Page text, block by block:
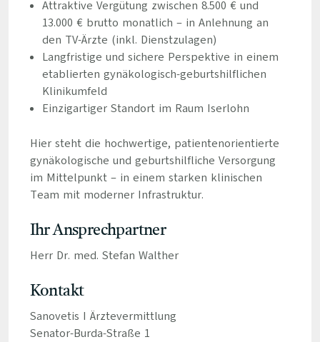
Attraktive Vergütung zwischen 8.500 € und
13.000 € brutto monatlich – in Anlehnung an
den TV-Ärzte (inkl. Dienstzulagen)
Langfristige und sichere Perspektive in einem
etablierten gynäkologisch-geburtshilflichen
Klinikumfeld
Einzigartiger Standort im Raum Iserlohn
Hier steht die hochwertige, patientenorientierte
gynäkologische und geburtshilfliche Versorgung
im Mittelpunkt – in einem starken klinischen
Team mit moderner Infrastruktur.
Ihr Ansprechpartner
Herr Dr. med. Stefan Walther
Kontakt
Sanovetis I Ärztevermittlung
Senator-Burda-Straße 1